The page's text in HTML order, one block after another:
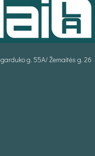
g. 55A/ Žemaitės g. 26